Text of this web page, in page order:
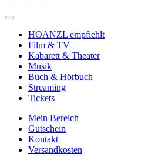
HOANZL empfiehlt
Film & TV
Kabarett & Theater
Musik
Buch & Hörbuch
Streaming
Tickets
Mein Bereich
Gutschein
Kontakt
Versandkosten